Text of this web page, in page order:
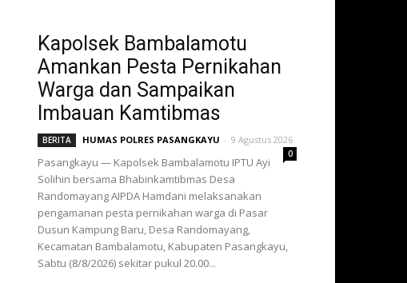
Kapolsek Bambalamotu
Amankan Pesta Pernikahan
Warga dan Sampaikan
Imbauan Kamtibmas
BERITA HUMAS POLRES PASANGKAYU - 9 Agustus 2026
0
Pasangkayu — Kapolsek Bambalamotu IPTU Ayi
Solihin bersama Bhabinkamtibmas Desa
Randomayang AIPDA Hamdani melaksanakan
pengamanan pesta pernikahan warga di Pasar
Dusun Kampung Baru, Desa Randomayang,
Kecamatan Bambalamotu, Kabupaten Pasangkayu,
Sabtu (8/8/2026) sekitar pukul 20.00...